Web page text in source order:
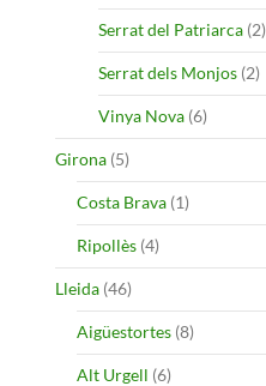
Serrat del Patriarca (2)
Serrat dels Monjos (2)
Vinya Nova (6)
Girona (5)
Costa Brava (1)
Ripollès (4)
Lleida (46)
Aigüestortes (8)
Alt Urgell (6)